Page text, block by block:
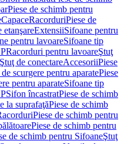
Piese de schimb pentru
CapaceRacorduriPiese de
ExtensiiSifoane pentru
pentru lavoareSifoane tip
Racorduri pentru lavoareŞtuţ
de conectareAccesoriiPiese
scurgere pentru aparatePiese
pentru aparateSifoane tip
Sifon încastratPiese de schimb
la suprafaţăPiese de schimb
Piese de schimb pentru
Piese de schimb pentru
de schimb pentru SifoaneŞtuţ